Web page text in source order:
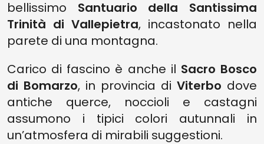
bellissimo Santuario della Santissima
Trinità di Vallepietra, incastonato nella
parete di una montagna.
Carico di fascino è anche il Sacro Bosco
di Bomarzo, in provincia di Viterbo dove
antiche querce, noccioli e castagni
assumono i tipici colori autunnali in
un’atmosfera di mirabili suggestioni.